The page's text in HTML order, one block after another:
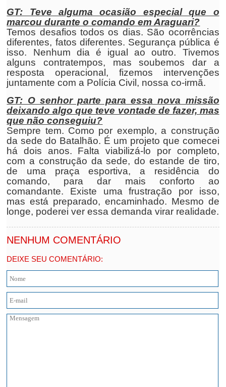
GT: Teve alguma ocasião especial que o
marcou durante o comando em Araguari?
Temos desafios todos os dias. São ocorrências
diferentes, fatos diferentes. Segurança pública é
isso. Nenhum dia é igual ao outro. Tivemos
alguns contratempos, mas soubemos dar a
resposta operacional, fizemos intervenções
juntamente com a Polícia Civil, nossa co-irmã.
GT: O senhor parte para essa nova missão
deixando algo que teve vontade de fazer, mas
que não conseguiu?
Sempre tem. Como por exemplo, a construção
da sede do Batalhão. É um projeto que comecei
há dois anos. Falta viabilizá-lo por completo,
com a construção da sede, do estande de tiro,
de uma praça esportiva, a residência do
comando, para dar mais conforto ao
comandante. Existe uma frustração por isso,
mas está preparado, encaminhado. Mesmo de
longe, poderei ver essa demanda virar realidade.
NENHUM COMENTÁRIO
DEIXE SEU COMENTÁRIO: